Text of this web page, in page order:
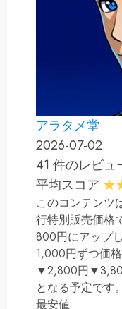
アラタメ堂
2026-07-02
41 件のレビュ
平均スコア
このコンテンツ
行特別販売価格
800円にアップ
1,000円ずつ価
▼2,800円
となる予定です
最安値